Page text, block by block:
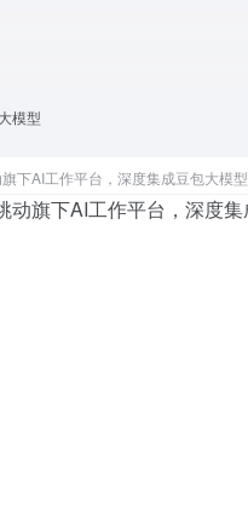
模型
下AI工作平台，深度集成豆包大模型